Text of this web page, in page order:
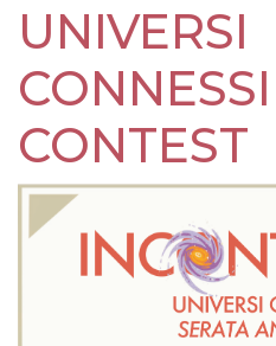
UNIVERSI
CONTEST